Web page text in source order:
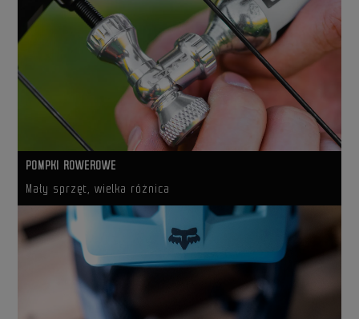
POMPKI ROWEROWE
Mały sprzęt, wielka różnica